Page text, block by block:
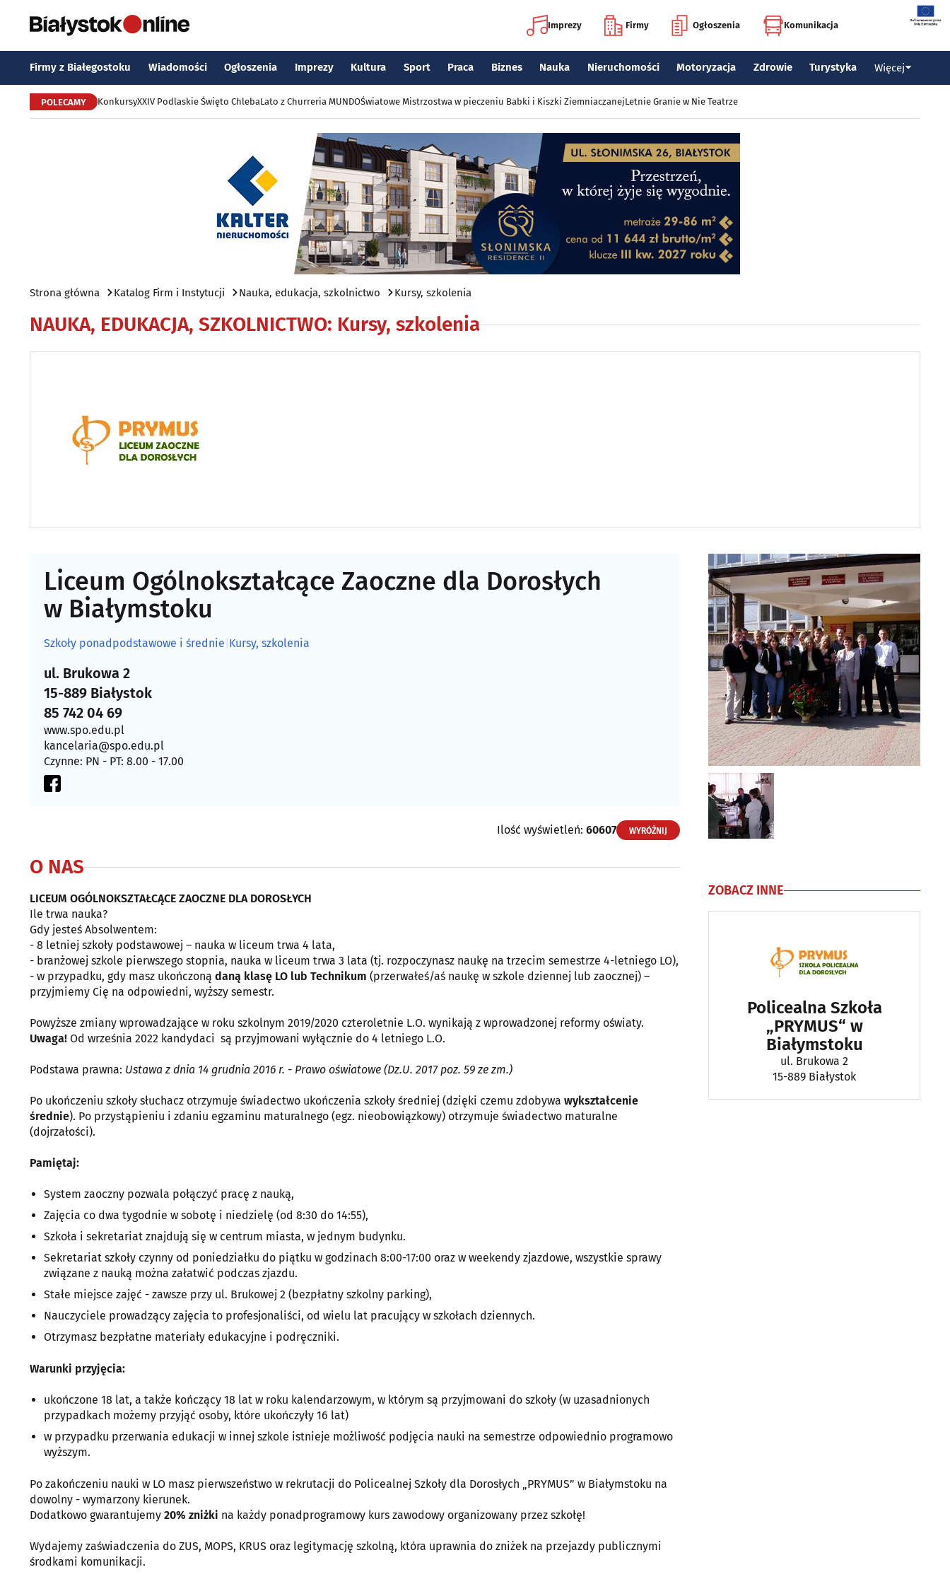
Imprezy Firmy Ogłoszenia Komunikacja
Firmy z Białegostoku Wiadomości Ogłoszenia Imprezy Kultura Sport Praca Biznes Nauka Nieruchomości Motoryzacja Zdrowie Turystyka Więcej
POLECAMY KonkursyXXIV Podlaskie Święto ChlebaLato z Churreria MUNDOŚwiatowe Mistrzostwa w pieczeniu Babki i Kiszki ZiemniaczanejLetnie Granie w Nie Teatrze
Strona główna Katalog Firm i Instytucji Nauka, edukacja, szkolnictwo Kursy, szkolenia
NAUKA, EDUKACJA, SZKOLNICTWO: Kursy, szkolenia
Liceum Ogólnokształcące Zaoczne dla Dorosłych
w Białymstoku
Szkoły ponadpodstawowe i średnie Kursy, szkolenia
ul. Brukowa 2
15-889 Białystok
85 742 04 69
www.spo.edu.pl
kancelaria@spo.edu.pl
Czynne: PN - PT: 8.00 - 17.00
Ilość wyświetleń: 60607 WYRÓŻNIJ
O NAS
LICEUM OGÓLNOKSZTAŁCĄCE ZAOCZNE DLA DOROSŁYCH
Ile trwa nauka?
Gdy jesteś Absolwentem:
- 8 letniej szkoły podstawowej – nauka w liceum trwa 4 lata,
- branżowej szkole pierwszego stopnia, nauka w liceum trwa 3 lata (tj. rozpoczynasz naukę na trzecim semestrze 4-letniego LO),
- w przypadku, gdy masz ukończoną daną klasę LO lub Technikum (przerwałeś/aś naukę w szkole dziennej lub zaocznej) –
przyjmiemy Cię na odpowiedni, wyższy semestr.
Powyższe zmiany wprowadzające w roku szkolnym 2019/2020 czteroletnie L.O. wynikają z wprowadzonej reformy oświaty.
Uwaga! Od września 2022 kandydaci są przyjmowani wyłącznie do 4 letniego L.O.
Podstawa prawna: Ustawa z dnia 14 grudnia 2016 r. - Prawo oświatowe (Dz.U. 2017 poz. 59 ze zm.)
Po ukończeniu szkoły słuchacz otrzymuje świadectwo ukończenia szkoły średniej (dzięki czemu zdobywa wykształcenie
średnie). Po przystąpieniu i zdaniu egzaminu maturalnego (egz. nieobowiązkowy) otrzymuje świadectwo maturalne
(dojrzałości).
Pamiętaj:
System zaoczny pozwala połączyć pracę z nauką,
Zajęcia co dwa tygodnie w sobotę i niedzielę (od 8:30 do 14:55),
Szkoła i sekretariat znajdują się w centrum miasta, w jednym budynku.
Sekretariat szkoły czynny od poniedziałku do piątku w godzinach 8:00-17:00 oraz w weekendy zjazdowe, wszystkie sprawy
związane z nauką można załatwić podczas zjazdu.
Stałe miejsce zajęć - zawsze przy ul. Brukowej 2 (bezpłatny szkolny parking),
Nauczyciele prowadzący zajęcia to profesjonaliści, od wielu lat pracujący w szkołach dziennych.
Otrzymasz bezpłatne materiały edukacyjne i podręczniki.
Warunki przyjęcia:
ukończone 18 lat, a także kończący 18 lat w roku kalendarzowym, w którym są przyjmowani do szkoły (w uzasadnionych
przypadkach możemy przyjąć osoby, które ukończyły 16 lat)
w przypadku przerwania edukacji w innej szkole istnieje możliwość podjęcia nauki na semestrze odpowiednio programowo
wyższym.
Po zakończeniu nauki w LO masz pierwszeństwo w rekrutacji do Policealnej Szkoły dla Dorosłych „PRYMUS” w Białymstoku na
dowolny - wymarzony kierunek.
Dodatkowo gwarantujemy 20% zniżki na każdy ponadprogramowy kurs zawodowy organizowany przez szkołę!
Wydajemy zaświadczenia do ZUS, MOPS, KRUS oraz legitymację szkolną, która uprawnia do zniżek na przejazdy publicznymi
środkami komunikacji.
Ogólnokształcące
ZOBACZ INNE
Policealna Szkoła
„PRYMUS“ w
Białymstoku
ul. Brukowa 2
15-889 Białystok